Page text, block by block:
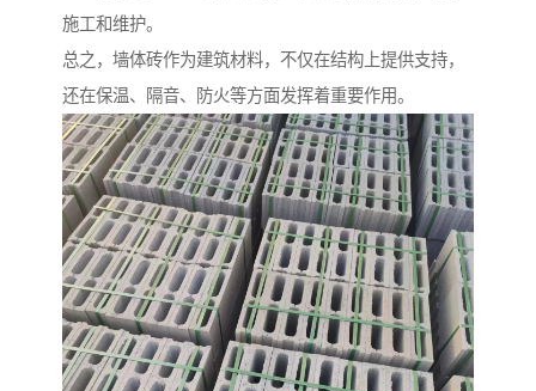
施工和维护。
总之，墙体砖作为建筑材料，不仅在结构上提供支持，
还在保温、隔音、防火等方面发挥着重要作用。